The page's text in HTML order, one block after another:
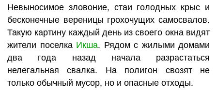
Невыносимое зловоние, стаи голодных крыс и
бесконечные вереницы грохочущих самосвалов.
Такую картину каждый день из своего окна видят
жители поселка Икша. Рядом с жилыми домами
два года назад начала разрастаться
нелегальная свалка. На полигон свозят не
только обычный мусор, но и опасные отходы.